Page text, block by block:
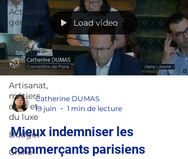
Actualité
générale
Actualité
politique
Amendement
Artisanat,
métiers
d'art et
du luxe
Budget
Chine
Load video
Catherine DUMAS
19 juin
1 min de lecture
Mieux indemniser les
commerçants parisiens